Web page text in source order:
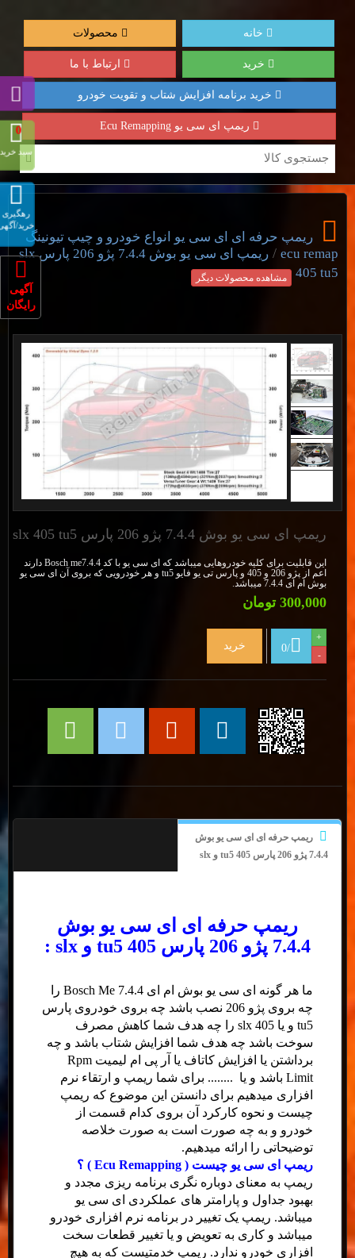
خانه محصولات
خرید ارتباط با ما
خرید برنامه افزایش شتاب و تقویت خودرو
ریمپ ای سی یو Ecu Remapping
ریمپ حرفه ای ای سی یو انواع خودرو و چیپ تیونینگ
ecu remap
/
ریمپ ای سی یو بوش 7.4.4 پژو 206 پارس slx
405 tu5
مشاهده محصولات دیگر
ریمپ ای سی یو بوش 7.4.4 پژو 206 پارس slx 405 tu5
این قابلیت برای کلیه خودروهایی میباشد که ای سی یو با کد Bosch me7.4.4 دارند
اعم از پژو 206 و 405 و پارس تی یو فایو tu5 و هر خودرویی که بروی آن ای سی یو
بوش ام ای 7.4.4 میباشد.
300,000 تومان
+
-
/
0 خرید
ریمپ حرفه ای ای سی یو بوش
7.4.4 پژو 206 پارس 405 tu5 و slx
ریمپ حرفه ای ای سی یو بوش
7.4.4 پژو 206 پارس 405 tu5 و slx :
ما هر گونه ای سی یو بوش ام ای Bosch Me 7.4.4 را
چه بروی پژو 206 نصب باشد چه بروی خودروی پارس
tu5 و یا 405 slx را چه هدف شما کاهش مصرف
سوخت باشد چه هدف شما افزایش شتاب باشد و چه
برداشتن یا افزایش کاتاف یا آر پی ام لیمیت Rpm
Limit باشد و یا ........ برای شما ریمپ و ارتقاء نرم
افزاری میدهیم برای دانستن این موضوع که ریمپ
چیست و نحوه کارکرد آن بروی کدام قسمت از
خودرو و به چه صورت است به صورت خلاصه
توضیحاتی را ارائه میدهیم.
ریمپ ای سی یو چیست ( Ecu Remapping ) ؟
ریمپ به معنای دوباره نگری برنامه ریزی مجدد و
بهبود جداول و پارامتر های عملکردی ای سی یو
میباشد. ریمپ یک تغییر در برنامه نرم افزاری خودرو
میباشد و کاری به تعویض و یا تغییر قطعات سخت
افزاری خودرو ندارد. ریمپ خدمتیست که به هیچ
0
سبد خرید
رهگیری
خرید/
آگهی
رایگان